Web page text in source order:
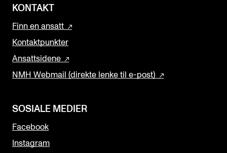
KONTAKT
Finn en ansatt
Kontaktpunkter
Ansattsidene
NMH Webmail (direkte lenke til e-post)
SOSIALE MEDIER
Facebook
Instagram